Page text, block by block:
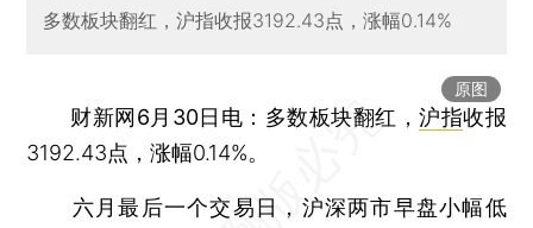
多数板块翻红，沪指收报3192.43点，涨幅0.14%
原图
财新网6月30日电 ：多数板块翻红，沪指收报
3192.43点，涨幅0.14%。
六月最后一个交易日，沪深两市早盘小幅低